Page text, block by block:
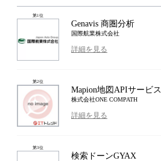
第1位
Genavis 商圏分析
国際航業株式会社
詳細を見る
第2位
Mapion地図APIサービス
株式会社ONE COMPATH
詳細を見る
第3位
検索ドーンGYAX